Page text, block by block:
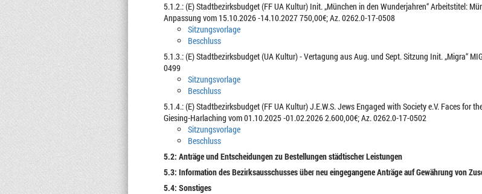
5.1.2.: (E) Stadtbezirksbudget (FF UA Kultur) Init. „München in den Wunderjahren“ Arbeitstitel:
Anpassung vom 15.10.2026 -14.10.2027 750,00€; Az. 0262.0-17-0508
Sitzungsvorlage
Beschluss
5.1.3.: (E) Stadtbezirksbudget (UA Kultur) - Vertagung aus Aug. und Sept. Sitzung Init. „Migra“
0499
Sitzungsvorlage
Beschluss
5.1.4.: (E) Stadtbezirksbudget (FF UA Kultur) J.E.W.S. Jews Engaged with Society e.V. Faces for
Giesing-Harlaching vom 01.10.2025 -01.02.2026 2.600,00€; Az. 0262.0-17-0502
Sitzungsvorlage
Beschluss
5.2: Anträge und Entscheidungen zu Bestellungen städtischer Leistungen
5.3: Information des Bezirksausschusses über neu eingegangene Anträge auf Gewährung von
5.4: Sonstiges